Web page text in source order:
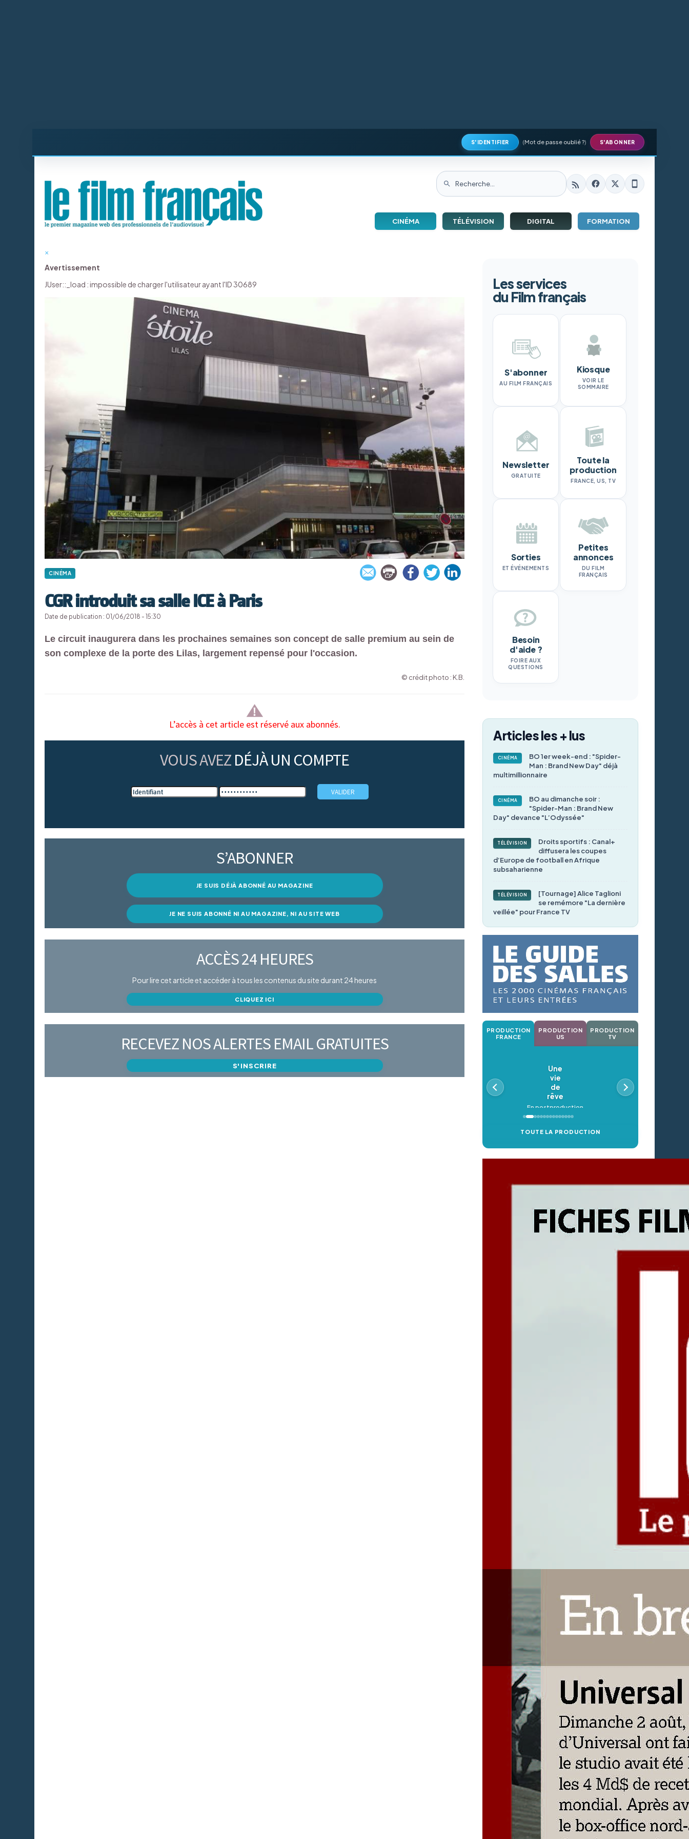
S'IDENTIFIER (Mot de passe oublié ?) S'ABONNER
CINÉMA TÉLÉVISION DIGITAL FORMATION
×
Avertissement
JUser::_load : impossible de charger l'utilisateur ayant l'ID 30689
CINÉMA
CGR introduit sa salle ICE à Paris
Date de publication : 01/06/2018 - 15:30
Le circuit inaugurera dans les prochaines semaines son concept de salle premium au sein de
son complexe de la porte des Lilas, largement repensé pour l'occasion.
© crédit photo : K.B.
L’accès à cet article est réservé aux abonnés.
VOUS AVEZ DÉJÀ UN COMPTE
S’ABONNER
JE SUIS DÉJÀ ABONNÉ AU MAGAZINE
JE NE SUIS ABONNÉ NI AU MAGAZINE, NI AU SITE WEB
ACCÈS 24 HEURES
Pour lire cet article et accéder à tous les contenus du site durant 24 heures
CLIQUEZ ICI
RECEVEZ NOS ALERTES EMAIL GRATUITES
S'INSCRIRE
Les services
du Film français
S'abonner
AU FILM FRANÇAIS
Kiosque
VOIR LE
SOMMAIRE
Newsletter
GRATUITE
Toute la
production
FRANCE, US, TV
Sorties
ET ÉVÉNEMENTS
Petites
annonces
DU FILM
FRANÇAIS
Besoin
d'aide ?
FOIRE AUX
QUESTIONS
Articles les + lus
CINÉMA
BO 1er week-end : "Spider-
Man : Brand New Day" déjà
multimillionnaire
CINÉMA
BO au dimanche soir :
"Spider-Man : Brand New
Day" devance "L’Odyssée"
TÉLÉVISION
Droits sportifs : Canal+
diffusera les coupes
d’Europe de football en Afrique
subsaharienne
TÉLÉVISION
[Tournage] Alice Taglioni
se remémore "La dernière
veillée" pour France TV
PRODUCTION
FRANCE
PRODUCTION
US
PRODUCTION
TV
Une
vie
de
rêve
En postproduction
TOUTE LA PRODUCTION